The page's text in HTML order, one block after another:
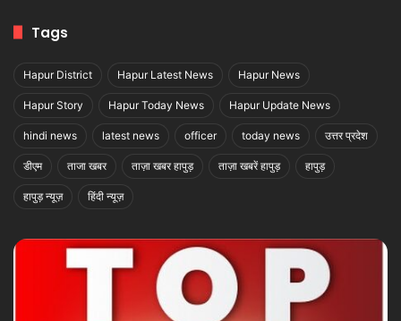
Tags
Hapur District Hapur Latest News Hapur News
Hapur Story Hapur Today News Hapur Update News
hindi news latest news officer today news उत्तर प्रदेश
डीएम ताजा खबर ताज़ा खबर हापुड़ ताज़ा खबरें हापुड़ हापुड़
हापुड़ न्यूज़ हिंदी न्यूज़